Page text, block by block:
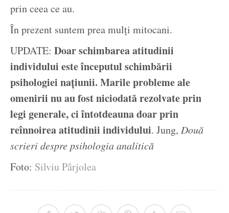
prin ceea ce au.
În prezent suntem prea mulți mitocani.
UPDATE: Doar schimbarea atitudinii
individului este începutul schimbării
psihologiei națiunii. Marile probleme ale
omenirii nu au fost niciodată rezolvate prin
legi generale, ci întotdeauna doar prin
reînnoirea atitudinii individului. Jung, Două
scrieri despre psihologia analitică
Foto: Silviu Pârjolea